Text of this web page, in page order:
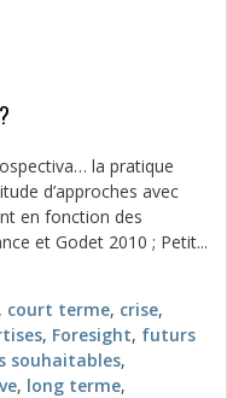
la pratique
d’approches avec
en fonction des
et Godet 2010 ; Petit...
, court terme, crise,
, Foresight, futurs
souhaitables,
, long terme,